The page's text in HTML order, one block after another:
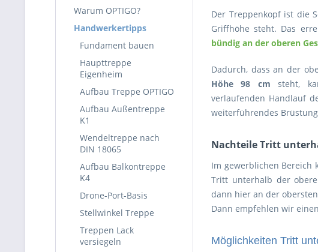
Warum OPTIGO?
Handwerkertipps
Fundament bauen
Haupttreppe
Eigenheim
Aufbau Treppe OPTIGO
Aufbau Außentreppe
K1
Wendeltreppe nach
DIN 18065
Aufbau Balkontreppe
K4
Drone-Port-Basis
Stellwinkel Treppe
Treppen Lack
versiegeln
Der Treppenkopf ist die
Griffhöhe steht. Das
bündig an der oberen
Dadurch, dass an der
Höhe 98 cm steht,
verlaufenden Handlauf
weiterführendes
Nachteile Tritt
Im gewerblichen
Tritt unterhalb der
dann hier an der
Dann empfehlen wir einen
Möglichkeiten Tritt